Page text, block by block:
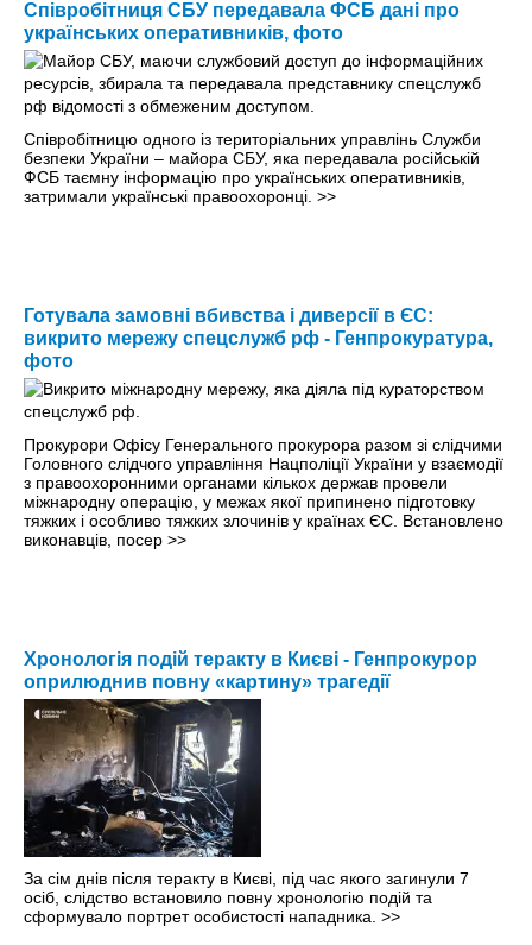
Співробітниця СБУ передавала ФСБ дані про
українських оперативників, фото
Співробітницю одного із територіальних управлінь Служби
безпеки України – майора СБУ, яка передавала російській
ФСБ таємну інформацію про українських оперативників,
затримали українські правоохоронці. >>
Готувала замовні вбивства і диверсії в ЄС:
викрито мережу спецслужб рф - Генпрокуратура,
фото
Прокурори Офісу Генерального прокурора разом зі слідчими
Головного слідчого управління Нацполіції України у взаємодії
з правоохоронними органами кількох держав провели
міжнародну операцію, у межах якої припинено підготовку
тяжких і особливо тяжких злочинів у країнах ЄС. Встановлено
виконавців, посер >>
Хронологія подій теракту в Києві - Генпрокурор
оприлюднив повну «картину» трагедії
За сім днів після теракту в Києві, під час якого загинули 7
осіб, слідство встановило повну хронологію подій та
сформувало портрет особистості нападника. >>